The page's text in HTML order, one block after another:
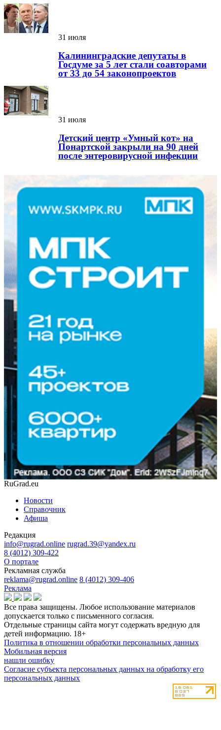
31 июля
Калининградские депутаты в
Госдуме за 5 лет стали соавторами
от 33 до 54 законопроектов
31 июля
Детский центр «Умный кот» на
Понартской закрыли на 90 дней
после энтеровирусной инфекции
RuGrad.eu
Новости
Справочник
Афиша
Редакция
info@rugrad.online rugrad.39@yandex.ru
8 (4012) 309-422
О портале
Рекламная служба
reklama@rugrad.online 8 (4012) 309-406
Реклама
Все права защищены. Любое использование материалов
допускается только с письменного согласия.
Отдельные страницы сайта могут содержать вредную для
детей информацию. 18+
Политика в отношении обработки персональных данных
Мобильная версия
нашли ошибку
Согласие субъекта персональных данных на обработку его
персональных данных